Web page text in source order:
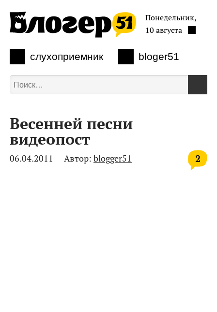
слухоприемник bloger51
Понедельник,
10 августа
Весенней песни
видеопост
2
06.04.2011 Автор: blogger51